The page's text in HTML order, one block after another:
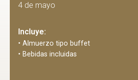
4 de mayo
Incluye:
• Almuerzo tipo buffet
• Bebidas incluidas